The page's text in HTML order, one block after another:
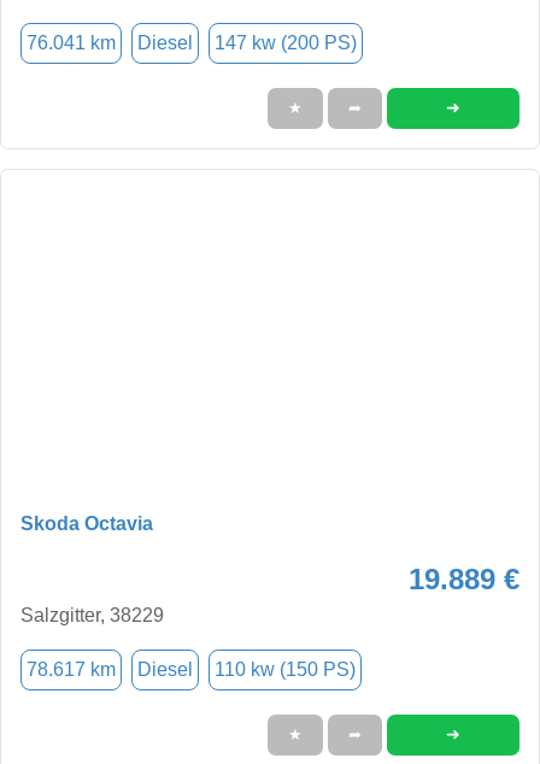
76.041 km Diesel 147 kw (200 PS)
★ ➦ ➜
Skoda Octavia
19.889 €
Salzgitter, 38229
78.617 km Diesel 110 kw (150 PS)
★ ➦ ➜